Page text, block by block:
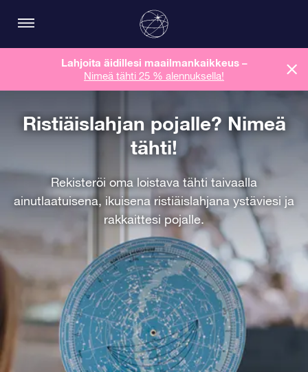
Lahjoita äidillesi maailmankaikkeus –
Nimeä tähti 25 % alennuksella!
Ristiäislahjan pojalle? Nimeä
tähti!
Rekisteröi oma loistava tähti taivaalla
ainutlaatuisena, ikuisena ristiäislahjana ystäviesi ja
rakkaittesi pojalle.